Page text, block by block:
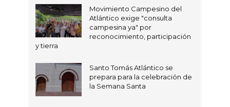
Movimiento Campesino del
Atlántico exige "consulta
campesina ya" por
reconocimiento, participación
y tierra
Santo Tomás Atlántico se
prepara para la celebración de
la Semana Santa